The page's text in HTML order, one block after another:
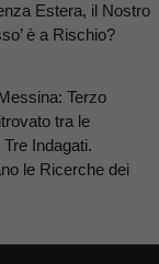
Estera, il Nostro
è a Rischio?
Terzo
tra le
Indagati.
le Ricerche dei